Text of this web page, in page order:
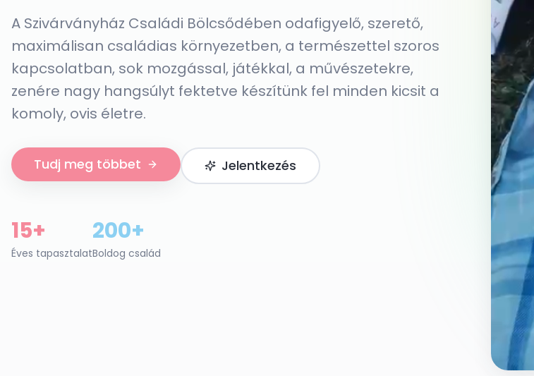
A Szivárványház Családi Bölcsődében odafigyelő, szerető,
maximálisan családias környezetben, a természettel szoros
kapcsolatban, sok mozgással, játékkal, a művészetekre,
zenére nagy hangsúlyt fektetve készítünk fel minden kicsit a
komoly, ovis életre.
Tudj meg többet Jelentkezés
15+
Éves tapasztalat
200+
Boldog család